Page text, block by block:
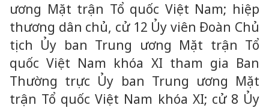
ương Mặt trận Tổ quốc Việt Nam; hiệp
thương dân chủ, cử 12 Ủy viên Đoàn Chủ
tịch Ủy ban Trung ương Mặt trận Tổ
quốc Việt Nam khóa XI tham gia Ban
Thường trực Ủy ban Trung ương Mặt
trận Tổ quốc Việt Nam khóa XI; cử 8 Ủy